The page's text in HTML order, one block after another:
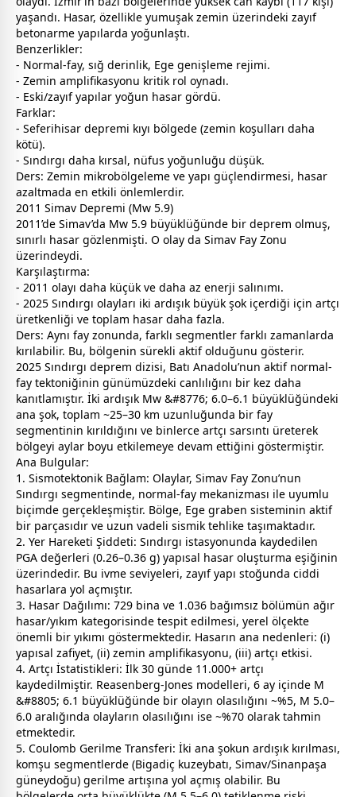
yaşandı. Hasar, özellikle yumuşak zemin üzerindeki zayıf
betonarme yapılarda yoğunlaştı.
Benzerlikler:
- Normal-fay, sığ derinlik, Ege genişleme rejimi.
- Zemin amplifikasyonu kritik rol oynadı.
- Eski/zayıf yapılar yoğun hasar gördü.
Farklar:
- Seferihisar depremi kıyı bölgede (zemin koşulları daha
kötü).
- Sındırgı daha kırsal, nüfus yoğunluğu düşük.
Ders: Zemin mikrobölgeleme ve yapı güçlendirmesi, hasar
azaltmada en etkili önlemlerdir.
2011 Simav Depremi (Mw 5.9)
2011’de Simav’da Mw 5.9 büyüklüğünde bir deprem olmuş,
sınırlı hasar gözlenmişti. O olay da Simav Fay Zonu
üzerindeydi.
Karşılaştırma:
- 2011 olayı daha küçük ve daha az enerji salınımı.
- 2025 Sındırgı olayları iki ardışık büyük şok içerdiği için artçı
üretkenliği ve toplam hasar daha fazla.
Ders: Aynı fay zonunda, farklı segmentler farklı zamanlarda
kırılabilir. Bu, bölgenin sürekli aktif olduğunu gösterir.
2025 Sındırgı deprem dizisi, Batı Anadolu’nun aktif normal-
fay tektoniğinin günümüzdeki canlılığını bir kez daha
kanıtlamıştır. İki ardışık Mw &#8776; 6.0–6.1 büyüklüğündeki
ana şok, toplam ~25–30 km uzunluğunda bir fay
segmentinin kırıldığını ve binlerce artçı sarsıntı üreterek
bölgeyi aylar boyu etkilemeye devam ettiğini göstermiştir.
Ana Bulgular:
1. Sismotektonik Bağlam: Olaylar, Simav Fay Zonu’nun
Sındırgı segmentinde, normal-fay mekanizması ile uyumlu
biçimde gerçekleşmiştir. Bölge, Ege graben sisteminin aktif
bir parçasıdır ve uzun vadeli sismik tehlike taşımaktadır.
2. Yer Hareketi Şiddeti: Sındırgı istasyonunda kaydedilen
PGA değerleri (0.26–0.36 g) yapısal hasar oluşturma eşiğinin
üzerindedir. Bu ivme seviyeleri, zayıf yapı stoğunda ciddi
hasarlara yol açmıştır.
3. Hasar Dağılımı: 729 bina ve 1.036 bağımsız bölümün ağır
hasar/yıkım kategorisinde tespit edilmesi, yerel ölçekte
önemli bir yıkımı göstermektedir. Hasarın ana nedenleri: (i)
yapısal zafiyet, (ii) zemin amplifikasyonu, (iii) artçı etkisi.
4. Artçı İstatistikleri: İlk 30 günde 11.000+ artçı
kaydedilmiştir. Reasenberg-Jones modelleri, 6 ay içinde M
&#8805; 6.1 büyüklüğünde bir olayın olasılığını ~%5, M 5.0–
6.0 aralığında olayların olasılığını ise ~%70 olarak tahmin
etmektedir.
5. Coulomb Gerilme Transferi: İki ana şokun ardışık kırılması,
komşu segmentlerde (Bigadiç kuzeybatı, Simav/Sinanpaşa
güneydoğu) gerilme artışına yol açmış olabilir. Bu